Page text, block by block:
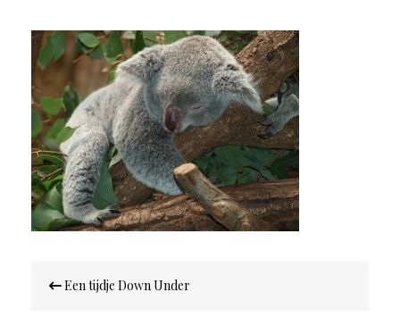
navigatie
Een tijdje Down Under